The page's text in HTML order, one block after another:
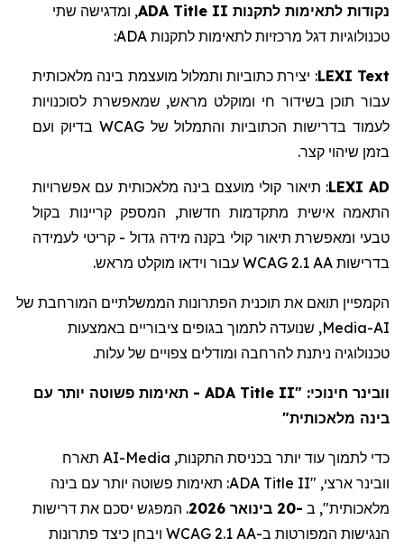
נקודות לתאימות לתקנות ADA Title II, ומדגישה שתי
טכנולוגיות דגל מרכזיות לתאימות לתקנות ADA
:
LEXI Text
: יצירת כתוביות ותמלול מועצמת בינה מלאכותית
עבור תוכן בשידור חי ומוקלט מראש, שמאפשרת לסוכנויות
לעמוד בדרישות הכתוביות והתמלול של WCAG בדיוק ועם
בזמן שיהוי קצר.
LEXI AD
: תיאור קולי מועצם בינה מלאכותית עם אפשרויות
התאמה אישית מתקדמות חדשות, המספק קריינות בקול
טבעי ומאפשרת תיאור קולי בקנה מידה גדול-קריטי לעמידה
בדרישות WCAG 2.1 AA עבור וידאו מוקלט מראש.
הקמפיין תואם את תוכנית הפתרונות הממשלתיים המורחבת של
AI-
Media, שנועדה לתמוך בגופים ציבוריים באמצעות
טכנולוגיה ניתנת להרחבה ומודלים צפויים של עלות.
וובינר חינוכי: "ADA Title II - תאימות פשוטה יותר עם
בינה מלאכותית"
כדי לתמוך עוד יותר בכניסת התקנות, AI-Media תארח
וובינר ארצי, "ADA Title II: תאימות פשוטה יותר עם בינה
מלאכותית", ב -20 בינואר 2026 . המפגש יסכם את דרישות
הנגישות המפורטות ב-WCAG 2.1 AA ויבחן כיצד פתרונות